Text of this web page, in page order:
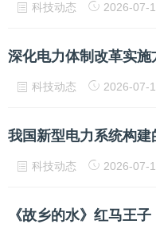
科技动态 2026-07-
深化电力体制改革实
科技动态 2026-07-
我国新型电力系统构
科技动态 2026-07-
《故乡的水》红马王子